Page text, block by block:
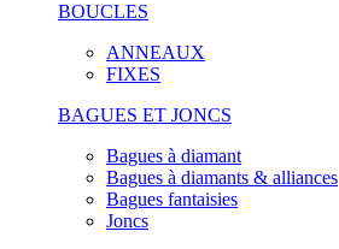
BOUCLES
ANNEAUX
FIXES
BAGUES ET JONCS
Bagues à diamant
Bagues à diamants & alliances
Bagues fantaisies
Joncs